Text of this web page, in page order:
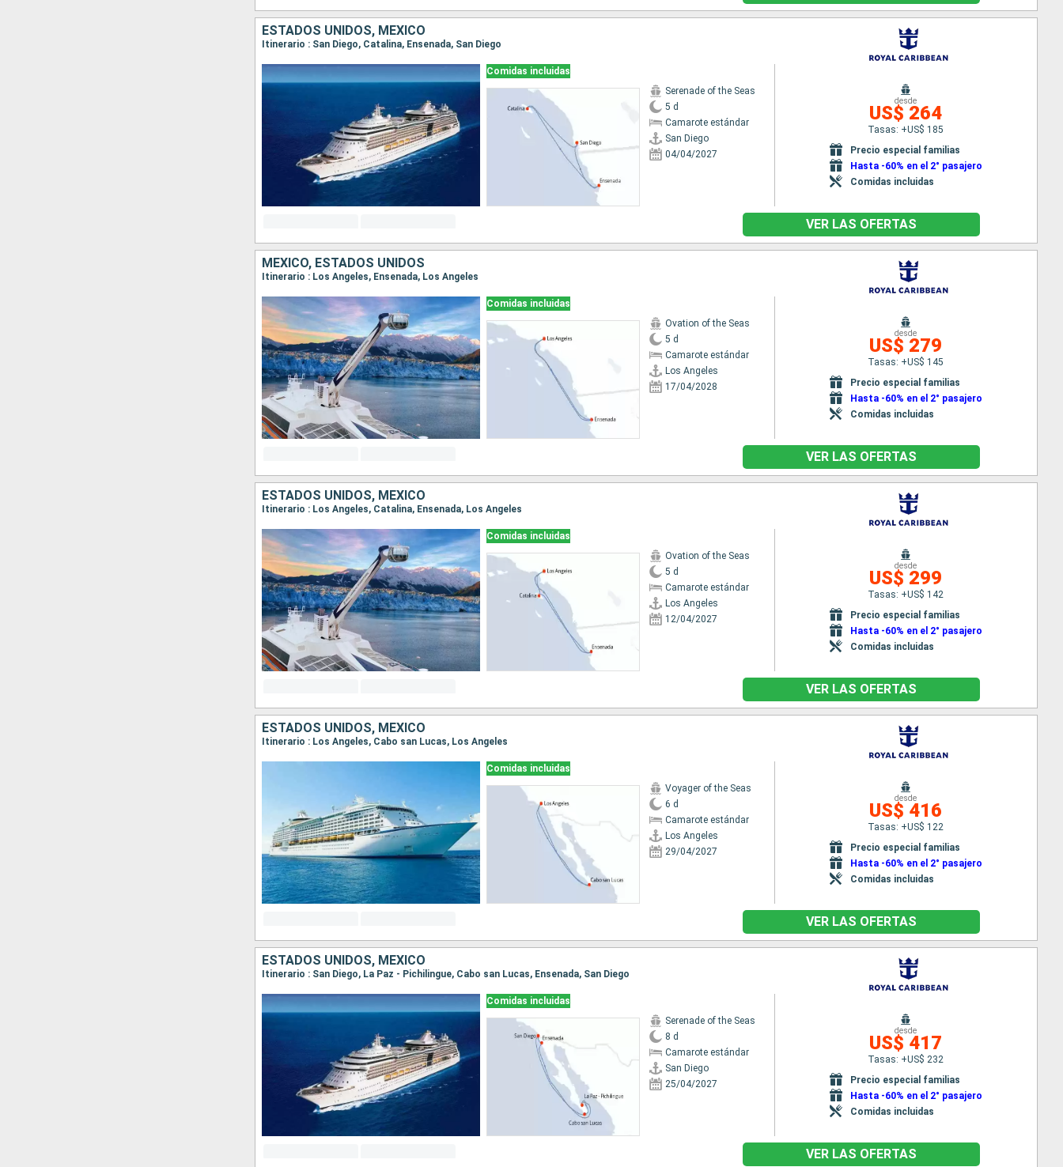
ESTADOS UNIDOS, MÉXICO
Itinerario : San Diego, Catalina, Ensenada, San Diego
Comidas incluidas
Serenade of the Seas
5 d
Camarote estándar
San Diego
04/04/2027
desde
US$ 264
Tasas: +US$ 185
Precio especial familias
Hasta -60% en el 2° pasajero
Comidas incluidas
VER LAS OFERTAS
MÉXICO, ESTADOS UNIDOS
Itinerario : Los Angeles, Ensenada, Los Angeles
Comidas incluidas
Ovation of the Seas
5 d
Camarote estándar
Los Angeles
17/04/2028
desde
US$ 279
Tasas: +US$ 145
Precio especial familias
Hasta -60% en el 2° pasajero
Comidas incluidas
VER LAS OFERTAS
ESTADOS UNIDOS, MÉXICO
Itinerario : Los Angeles, Catalina, Ensenada, Los Angeles
Comidas incluidas
Ovation of the Seas
5 d
Camarote estándar
Los Angeles
12/04/2027
desde
US$ 299
Tasas: +US$ 142
Precio especial familias
Hasta -60% en el 2° pasajero
Comidas incluidas
VER LAS OFERTAS
ESTADOS UNIDOS, MÉXICO
Itinerario : Los Angeles, Cabo san Lucas, Los Angeles
Comidas incluidas
Voyager of the Seas
6 d
Camarote estándar
Los Angeles
29/04/2027
desde
US$ 416
Tasas: +US$ 122
Precio especial familias
Hasta -60% en el 2° pasajero
Comidas incluidas
VER LAS OFERTAS
ESTADOS UNIDOS, MÉXICO
Itinerario : San Diego, La Paz - Pichilingue, Cabo san Lucas, Ensenada, San Diego
Comidas incluidas
Serenade of the Seas
8 d
Camarote estándar
San Diego
25/04/2027
desde
US$ 417
Tasas: +US$ 232
Precio especial familias
Hasta -60% en el 2° pasajero
Comidas incluidas
VER LAS OFERTAS